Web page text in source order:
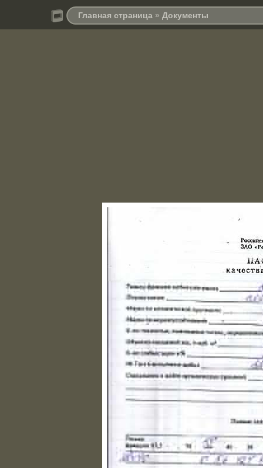
Главная страница » Документы